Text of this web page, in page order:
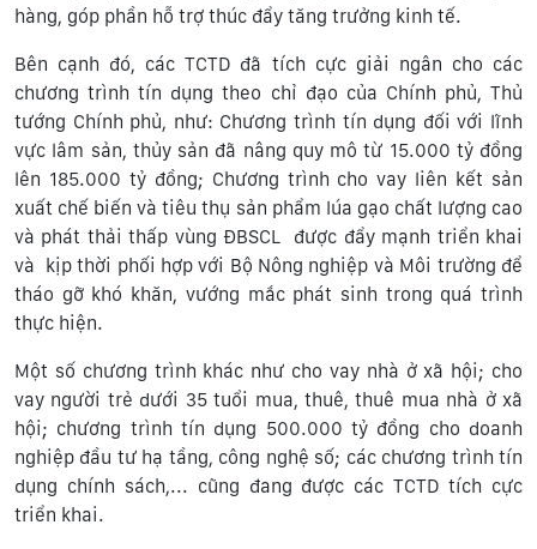
hàng, góp phần hỗ trợ thúc đẩy tăng trưởng kinh tế.
Bên cạnh đó, các TCTD đã tích cực giải ngân cho các
chương trình tín dụng theo chỉ đạo của Chính phủ, Thủ
tướng Chính phủ, như: Chương trình tín dụng đối với lĩnh
vực lâm sản, thủy sản đã nâng quy mô từ 15.000 tỷ đồng
lên 185.000 tỷ đồng; Chương trình cho vay liên kết sản
xuất chế biến và tiêu thụ sản phẩm lúa gạo chất lượng cao
và phát thải thấp vùng ĐBSCL được đẩy mạnh triển khai
và kịp thời phối hợp với Bộ Nông nghiệp và Môi trường để
tháo gỡ khó khăn, vướng mắc phát sinh trong quá trình
thực hiện.
Một số chương trình khác như cho vay nhà ở xã hội; cho
vay người trẻ dưới 35 tuổi mua, thuê, thuê mua nhà ở xã
hội; chương trình tín dụng 500.000 tỷ đồng cho doanh
nghiệp đầu tư hạ tầng, công nghệ số; các chương trình tín
dụng chính sách,... cũng đang được các TCTD tích cực
triển khai.